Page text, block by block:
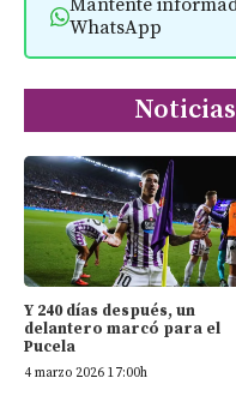
Mantente
WhatsApp
Y 240 días después, un
delantero marcó para el
Pucela
4 marzo 2026 17:00h